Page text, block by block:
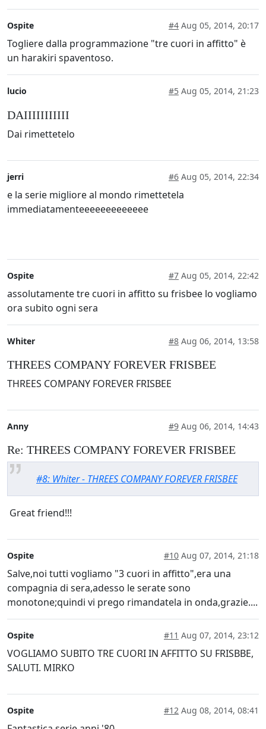
Ospite #4 Aug 05, 2014, 20:17
Togliere dalla programmazione "tre cuori in affitto" è
un harakiri spaventoso.
lucio #5 Aug 05, 2014, 21:23
DAIIIIIIIIIII
Dai rimettetelo
jerri #6 Aug 05, 2014, 22:34
e la serie migliore al mondo rimettetela
immediatamenteeeeeeeeeeeee
Ospite #7 Aug 05, 2014, 22:42
assolutamente tre cuori in affitto su frisbee lo vogliamo
ora subito ogni sera
Whiter #8 Aug 06, 2014, 13:58
THREES COMPANY FOREVER FRISBEE
THREES COMPANY FOREVER FRISBEE
Anny #9 Aug 06, 2014, 14:43
Re: THREES COMPANY FOREVER FRISBEE
#8: Whiter - THREES COMPANY FOREVER FRISBEE
Great friend!!!
Ospite #10 Aug 07, 2014, 21:18
Salve,noi tutti vogliamo "3 cuori in affitto",era una
compagnia di sera,adesso le serate sono
monotone;quindi vi prego rimandatela in onda,grazie....
Ospite #11 Aug 07, 2014, 23:12
VOGLIAMO SUBITO TRE CUORI IN AFFITTO SU FRISBBE,
SALUTI. MIRKO
Ospite #12 Aug 08, 2014, 08:41